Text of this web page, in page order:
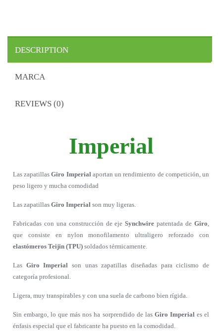
DESCRIPTION
MARCA
REVIEWS (0)
Imperial
Las zapatillasGiro Imperialaportan un rendimiento de competición, un
peso ligero y mucha comodidad
Las zapatillas Giro Imperial son muy ligeras.
Fabricadas con una construcción de ejeSynchwire patentada deGiro,
que consiste en nylon monofilamento ultraligero reforzado con
elastómeros Teijin (TPU) soldados térmicamente.
Las Giro Imperial son unas zapatillas diseñadas para ciclismo de
categoría profesional.
Ligera, muy transpirables y con una suela de carbono bien rígida.
Sin embargo, lo que más nos ha sorprendido de las Giro Imperiales el
énfasis especial que el fabricante ha puesto en la comodidad.